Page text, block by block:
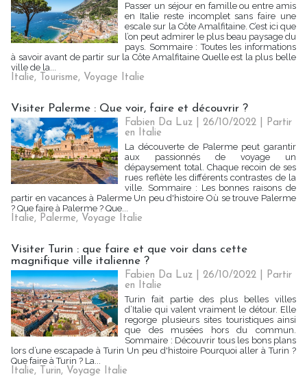
Passer un séjour en famille ou entre amis
en Italie reste incomplet sans faire une
escale sur la Côte Amalfitaine. C’est ici que
l’on peut admirer le plus beau paysage du
pays. Sommaire : Toutes les informations
à savoir avant de partir sur la Côte Amalfitaine Quelle est la plus belle
ville de la...
Italie, Tourisme, Voyage Italie
Visiter Palerme : Que voir, faire et découvrir ?
Fabien Da Luz | 26/10/2022
Partir
en Italie
La découverte de Palerme peut garantir
aux passionnés de voyage un
dépaysement total. Chaque recoin de ses
rues reflète les différents contrastes de la
ville. Sommaire : Les bonnes raisons de
partir en vacances à Palerme Un peu d'histoire Où se trouve Palerme
? Que faire à Palerme ? Que...
Italie, Palerme, Voyage Italie
Visiter Turin : que faire et que voir dans cette
magnifique ville italienne ?
Fabien Da Luz | 26/10/2022
Partir
en Italie
Turin fait partie des plus belles villes
d’Italie qui valent vraiment le détour. Elle
regorge plusieurs sites touristiques ainsi
que des musées hors du commun.
Sommaire : Découvrir tous les bons plans
lors d’une escapade à Turin Un peu d'histoire Pourquoi aller à Turin ?
Que faire à Turin ? La...
Italie, Turin, Voyage Italie